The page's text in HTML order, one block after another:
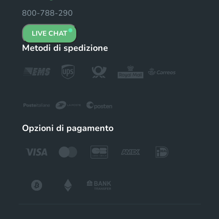
800-788-290
LIVE CHAT
Metodi di spedizione
Opzioni di pagamento